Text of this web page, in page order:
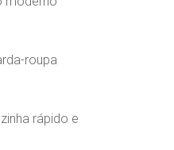
roupa
rápido e